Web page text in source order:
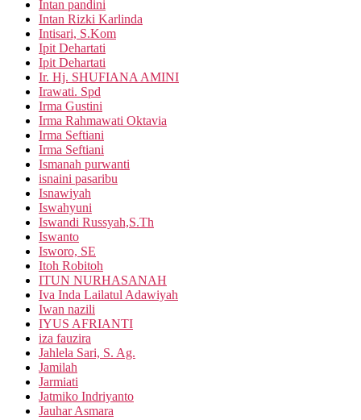
Intan pandini
Intan Rizki Karlinda
Intisari, S.Kom
Ipit Dehartati
Ipit Dehartati
Ir. Hj. SHUFIANA AMINI
Irawati. Spd
Irma Gustini
Irma Rahmawati Oktavia
Irma Seftiani
Irma Seftiani
Ismanah purwanti
isnaini pasaribu
Isnawiyah
Iswahyuni
Iswandi Russyah,S.Th
Iswanto
Isworo, SE
Itoh Robitoh
ITUN NURHASANAH
Iva Inda Lailatul Adawiyah
Iwan nazili
IYUS AFRIANTI
iza fauzira
Jahlela Sari, S. Ag.
Jamilah
Jarmiati
Jatmiko Indriyanto
Jauhar Asmara